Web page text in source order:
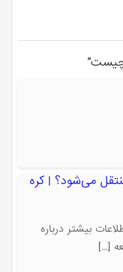
می‌شود؟ | کره
بیشتر درباره
[…]